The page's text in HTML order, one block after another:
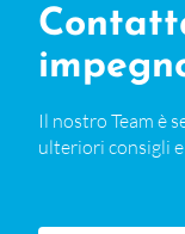
Il nostro Team è
ulteriori consigli